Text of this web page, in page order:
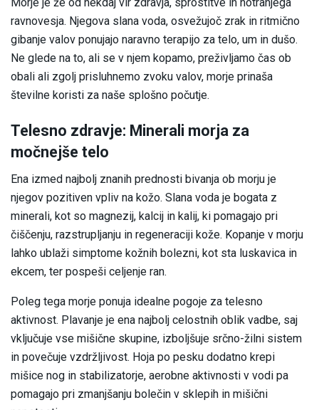
ravnovesja. Njegova slana voda, osvežujoč zrak in ritmično
gibanje valov ponujajo naravno terapijo za telo, um in dušo.
Ne glede na to, ali se v njem kopamo, preživljamo čas ob
obali ali zgolj prisluhnemo zvoku valov, morje prinaša
številne koristi za naše splošno počutje.
Telesno zdravje: Minerali morja za
močnejše telo
Ena izmed najbolj znanih prednosti bivanja ob morju je
njegov pozitiven vpliv na kožo. Slana voda je bogata z
minerali, kot so magnezij, kalcij in kalij, ki pomagajo pri
čiščenju, razstrupljanju in regeneraciji kože. Kopanje v morju
lahko ublaži simptome kožnih bolezni, kot sta luskavica in
ekcem, ter pospeši celjenje ran.
Poleg tega morje ponuja idealne pogoje za telesno
aktivnost. Plavanje je ena najbolj celostnih oblik vadbe, saj
vključuje vse mišične skupine, izboljšuje srčno-žilni sistem
in povečuje vzdržljivost. Hoja po pesku dodatno krepi
mišice nog in stabilizatorje, aerobne aktivnosti v vodi pa
pomagajo pri zmanjšanju bolečin v sklepih in mišični